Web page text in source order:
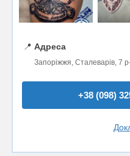
📍 Адреса
Запоріжжя, Сталеварів, 7
+38 (098)